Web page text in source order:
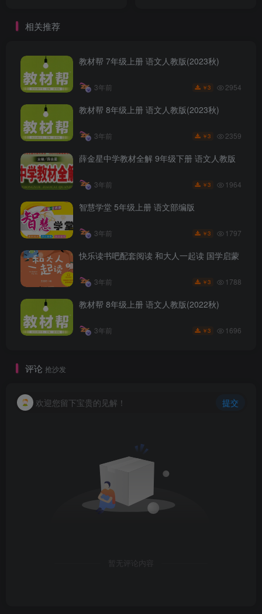
相关推荐
教材帮 7年级上册 语文人教版(2023秋)
3年前 ￥3 2954
教材帮 8年级上册 语文人教版(2023秋)
3年前 ￥3 2359
薛金星中学教材全解 9年级下册 语文人教版
3年前 ￥3 1964
智慧学堂 5年级上册 语文部编版
3年前 ￥3 1797
快乐读书吧配套阅读 和大人一起读 国学启蒙
3年前 ￥3 1788
教材帮 8年级上册 语文人教版(2022秋)
3年前 ￥3 1696
评论 抢沙发
欢迎您留下宝贵的见解！ 提交
暂无评论内容